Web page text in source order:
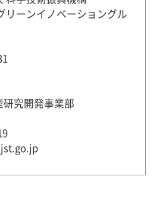
リーンイノベーショングル
究開発事業部